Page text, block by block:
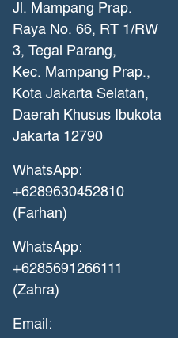
Jl. Mampang Prap.
Raya No. 66, RT 1/RW
3, Tegal Parang,
Kec. Mampang Prap.,
Kota Jakarta Selatan,
Daerah Khusus Ibukota
Jakarta 12790
WhatsApp:
+6289630452810
(Farhan)
WhatsApp:
+6285691266111
(Zahra)
Email: